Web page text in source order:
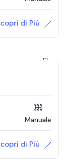
di Più
Manuale
di Più